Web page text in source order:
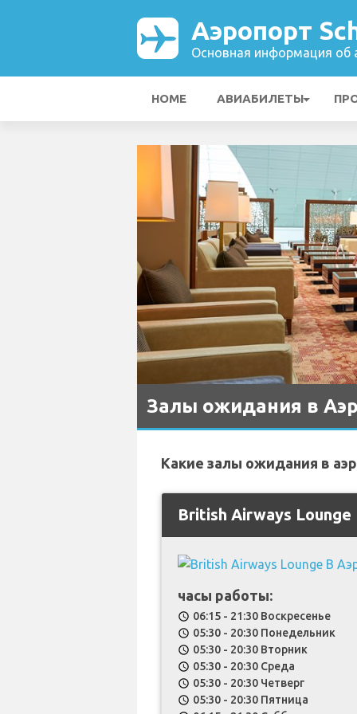
Аэропорт
Основная информация об
HOME АВИАБИЛЕТЫ
Залы ожидания в
Какие залы ожидания в
British Airways Lounge
часы работы:
schedule 06:15 - 21:30 Воскресенье
schedule 05:30 - 20:30 Понедельник
schedule 05:30 - 20:30 Вторник
schedule 05:30 - 20:30 Среда
schedule 05:30 - 20:30 Четверг
schedule 05:30 - 20:30 Пятница